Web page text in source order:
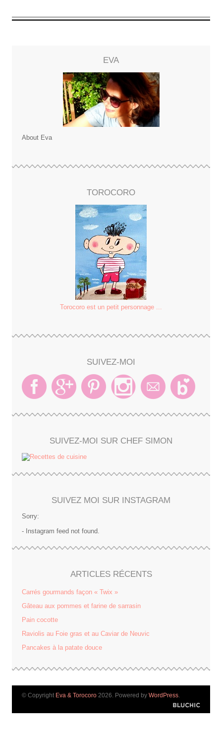
EVA
About Eva
TOROCORO
Torocoro est un petit personnage ...
SUIVEZ-MOI
SUIVEZ-MOI SUR CHEF SIMON
SUIVEZ MOI SUR INSTAGRAM
Sorry:
- Instagram feed not found.
ARTICLES RÉCENTS
Carrés gourmands façon « Twix »
Gâteau aux pommes et farine de sarrasin
Pain cocotte
Raviolis au Foie gras et au Caviar de Neuvic
Pancakes à la patate douce
© Copyright Eva & Torocoro 2026. Powered by WordPress